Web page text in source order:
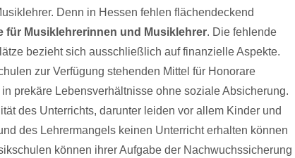
Denn in Hessen fehlen flächendeckend
für Musiklehrerinnen und Musiklehrer. Die fehlende
bezieht sich ausschließlich auf finanzielle Aspekte.
zur Verfügung stehenden Mittel für Honorare
prekäre Lebensverhältnisse ohne soziale Absicherung.
des Unterrichts, darunter leiden vor allem Kinder und
des Lehrermangels keinen Unterricht erhalten können
können ihrer Aufgabe der Nachwuchssicherung